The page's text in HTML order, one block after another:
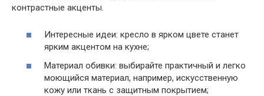
контрастные акценты.
Интересные идеи: кресло в ярком цвете станет
ярким акцентом на кухне;
Материал обивки: выбирайте практичный и легко
моющийся материал, например, искусственную
кожу или ткань с защитным покрытием;